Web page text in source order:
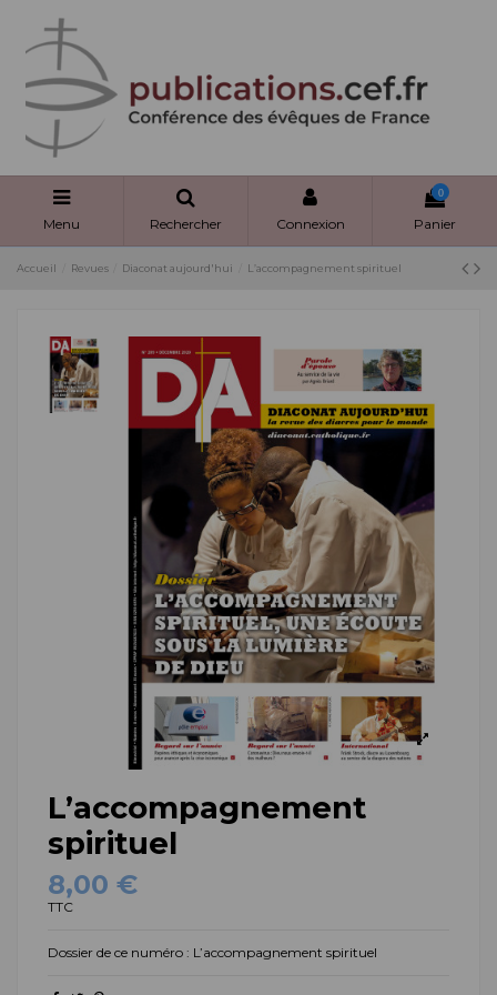
Menu Rechercher Connexion
0
Panier
Accueil Revues Diaconat aujourd'hui L’accompagnement spirituel
L’accompagnement
spirituel
8,00 €
TTC
Dossier de ce numéro : L’accompagnement spirituel